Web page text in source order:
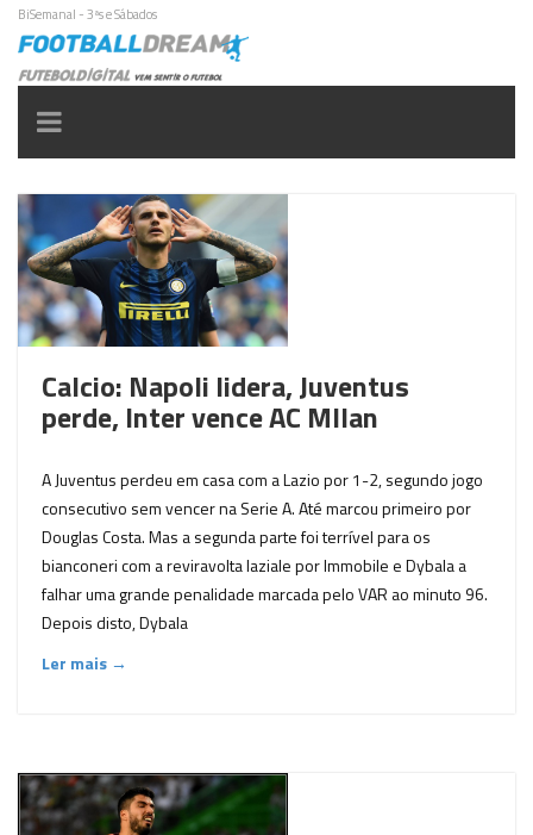
BiSemanal - 3ªs e Sábados
Toggle
navigation
Calcio: Napoli lidera, Juventus
perde, Inter vence AC MIlan
A Juventus perdeu em casa com a Lazio por 1-2, segundo jogo
consecutivo sem vencer na Serie A. Até marcou primeiro por
Douglas Costa. Mas a segunda parte foi terrível para os
bianconeri com a reviravolta laziale por Immobile e Dybala a
falhar uma grande penalidade marcada pelo VAR ao minuto 96.
Depois disto, Dybala
Ler mais →